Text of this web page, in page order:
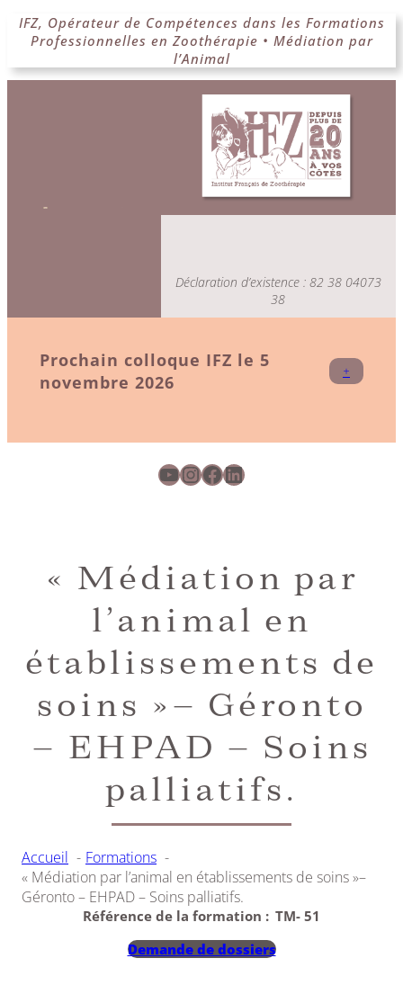
Aller
IFZ, Opérateur de Compétences dans les Formations
Professionnelles en Zoothérapie • Médiation par
l’Animal
Déclaration d’existence : 82 38 04073
38
Prochain colloque IFZ le 5
novembre 2026
+
YouTube
Instagram
Facebook
LinkedIn
« Médiation par
l’animal en
établissements de
soins »– Géronto
– EHPAD – Soins
palliatifs.
Accueil
Formations
« Médiation par l’animal en établissements de soins »–
Géronto – EHPAD – Soins palliatifs.
Référence de la formation : TM- 51
Demande de dossiers